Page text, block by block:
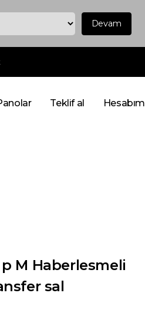
Devam
Teklif al Hesabım
M Haberlesmeli
sal